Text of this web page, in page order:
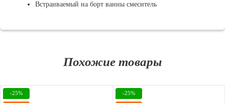
Встраиваемый на борт ванны смеситель
Похожие товары
-25% -25%